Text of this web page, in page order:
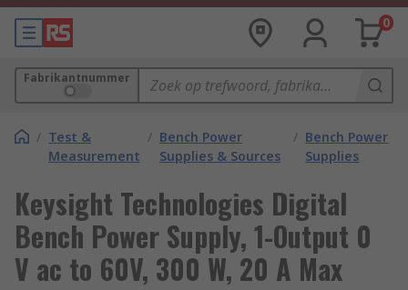
0
Fabrikantnummer
/ Test &
Measurement
/ Bench Power
Supplies & Sources
/ Bench Power
Supplies
Keysight Technologies Digital
Bench Power Supply, 1-Output 0
V ac to 60V, 300 W, 20 A Max